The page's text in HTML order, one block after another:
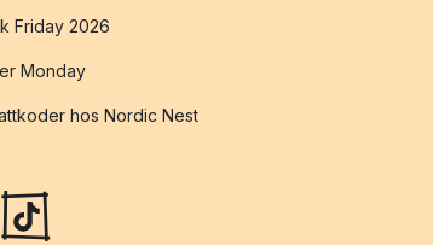
Friday 2026
Monday
hos Nordic Nest